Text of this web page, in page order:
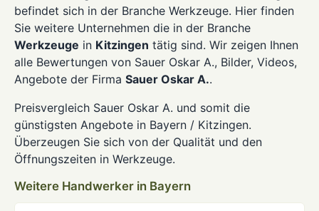
befindet sich in der Branche Werkzeuge. Hier finden
Sie weitere Unternehmen die in der Branche
Werkzeuge in Kitzingen tätig sind. Wir zeigen Ihnen
alle Bewertungen von Sauer Oskar A., Bilder, Videos,
Angebote der Firma Sauer Oskar A..
Preisvergleich Sauer Oskar A. und somit die
günstigsten Angebote in Bayern / Kitzingen.
Überzeugen Sie sich von der Qualität und den
Öffnungszeiten in Werkzeuge.
Weitere Handwerker in Bayern